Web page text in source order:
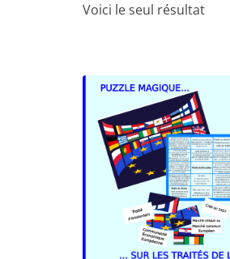
Voici le seul résultat